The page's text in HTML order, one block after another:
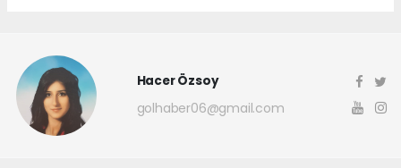
Hacer Özsoy
golhaber06@gmail.com